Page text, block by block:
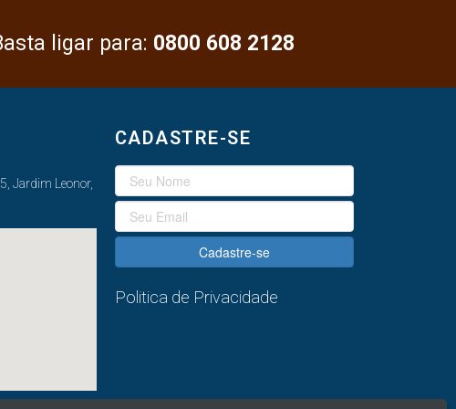
ligar para: 0800 608 2128
Jardim Leonor,
CADASTRE-SE
Cadastre-se
Politica de Privacidade